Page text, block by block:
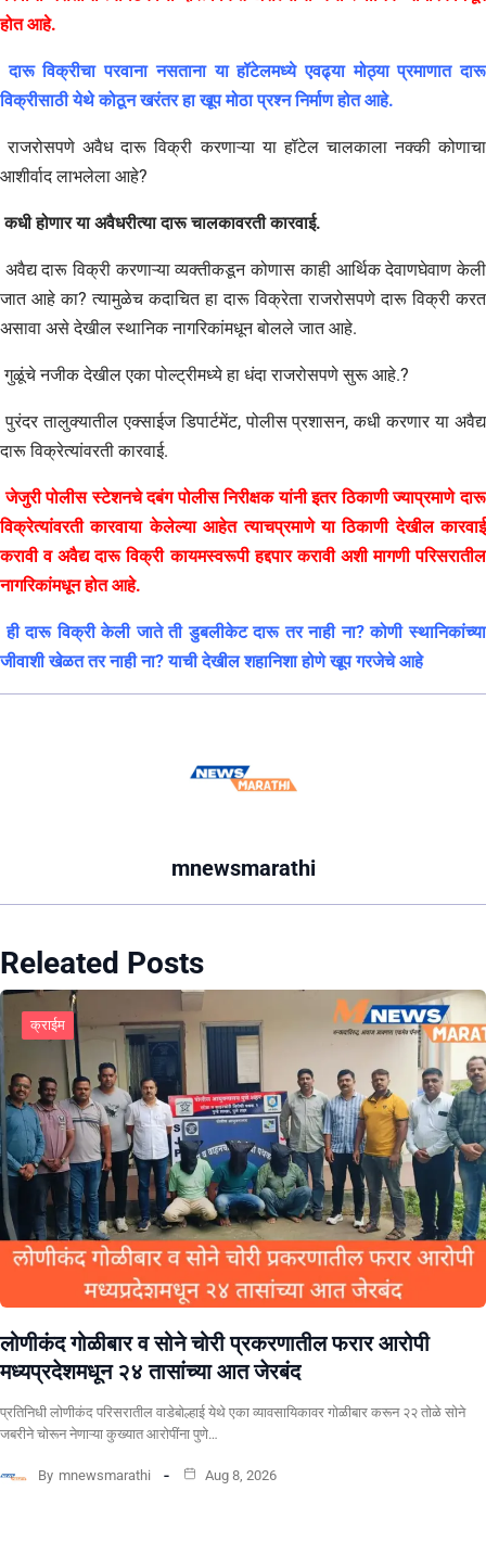
होत आहे.
दारू विक्रीचा परवाना नसताना या हॉटेलमध्ये एवढ्या मोठ्या प्रमाणात दारू
विक्रीसाठी येथे कोठून खरंतर हा खूप मोठा प्रश्न निर्माण होत आहे.
राजरोसपणे अवैध दारू विक्री करणाऱ्या या हॉटेल चालकाला नक्की कोणाचा
आशीर्वाद लाभलेला आहे?
कधी होणार या अवैधरीत्या दारू चालकावरती कारवाई.
अवैद्य दारू विक्री करणाऱ्या व्यक्तीकडून कोणास काही आर्थिक देवाणघेवाण केली
जात आहे का? त्यामुळेच कदाचित हा दारू विक्रेता राजरोसपणे दारू विक्री करत
असावा असे देखील स्थानिक नागरिकांमधून बोलले जात आहे.
गुळूंचे नजीक देखील एका पोल्ट्रीमध्ये हा धंदा राजरोसपणे सुरू आहे.?
पुरंदर तालुक्यातील एक्साईज डिपार्टमेंट, पोलीस प्रशासन, कधी करणार या अवैद्य
दारू विक्रेत्यांवरती कारवाई.
जेजुरी पोलीस स्टेशनचे दबंग पोलीस निरीक्षक यांनी इतर ठिकाणी ज्याप्रमाणे दारू
विक्रेत्यांवरती कारवाया केलेल्या आहेत त्याचप्रमाणे या ठिकाणी देखील कारवाई
करावी व अवैद्य दारू विक्री कायमस्वरूपी हद्दपार करावी अशी मागणी परिसरातील
नागरिकांमधून होत आहे.
ही दारू विक्री केली जाते ती डुबलीकेट दारू तर नाही ना? कोणी स्थानिकांच्या
जीवाशी खेळत तर नाही ना? याची देखील शहानिशा होणे खूप गरजेचे आहे
mnewsmarathi
Releated Posts
क्राईम
लोणीकंद गोळीबार व सोने चोरी प्रकरणातील फरार आरोपी
मध्यप्रदेशमधून २४ तासांच्या आत जेरबंद
प्रतिनिधी लोणीकंद परिसरातील वाडेबोल्हाई येथे एका व्यावसायिकावर गोळीबार करून २२ तोळे सोने
जबरीने चोरून नेणाऱ्या कुख्यात आरोपींना पुणे…
By mnewsmarathi Aug 8, 2026